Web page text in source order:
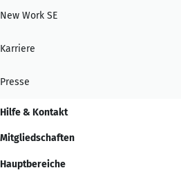
New Work SE
Karriere
Presse
Hilfe & Kontakt
Mitgliedschaften
Hauptbereiche